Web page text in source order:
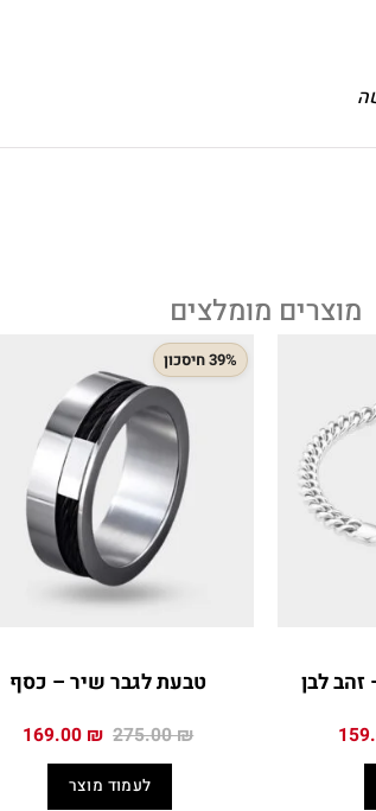
מוצרים מומלצים
39% חיסכון
טבעת לגבר שיר – כסף
275.00₪ המחיר
היה:
275.00 ₪.
169.00 ₪
לעמוד מוצר